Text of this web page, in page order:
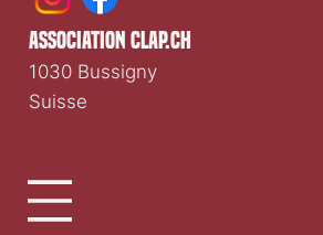
association clap.ch
1030 Bussigny
Suisse